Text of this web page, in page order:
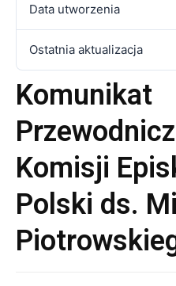
Data utworzenia
Ostatnia aktualizacja
Komunikat
Komisji
Polski ds.